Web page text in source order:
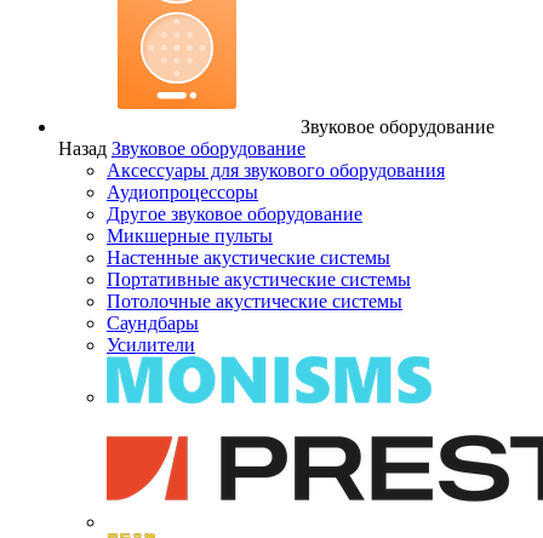
Звуковое оборудование
Назад Звуковое оборудование
Аксессуары для звукового оборудования
Аудиопроцессоры
Другое звуковое оборудование
Микшерные пульты
Настенные акустические системы
Портативные акустические системы
Потолочные акустические системы
Саундбары
Усилители